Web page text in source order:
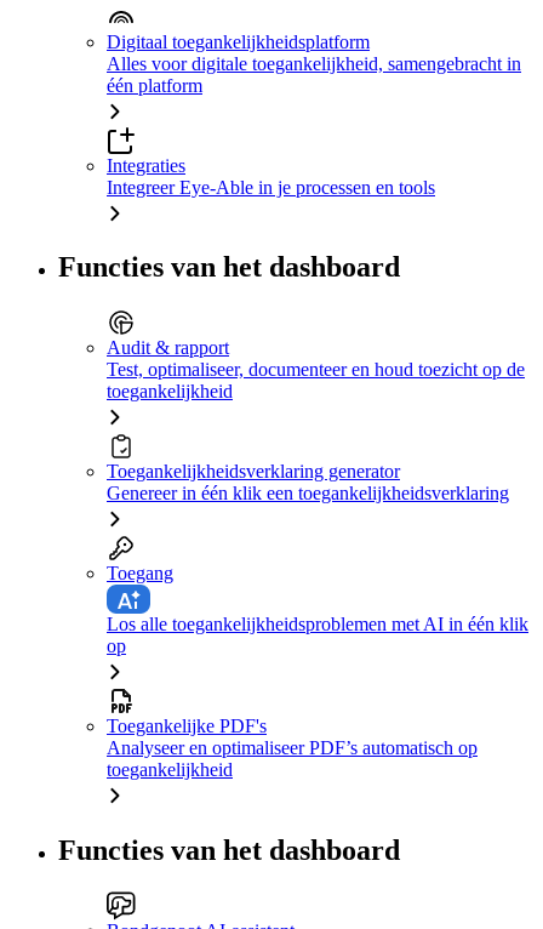
Digitaal toegankelijkheidsplatform
Alles voor digitale toegankelijkheid, samengebracht in
één platform
Integraties
Integreer Eye-Able in je processen en tools
Functies van het dashboard
Audit & rapport
Test, optimaliseer, documenteer en houd toezicht op de
toegankelijkheid
Toegankelijkheidsverklaring generator
Genereer in één klik een toegankelijkheidsverklaring
Toegang
Los alle toegankelijkheidsproblemen met AI in één klik
op
Toegankelijke PDF's
Analyseer en optimaliseer PDF’s automatisch op
toegankelijkheid
Functies van het dashboard